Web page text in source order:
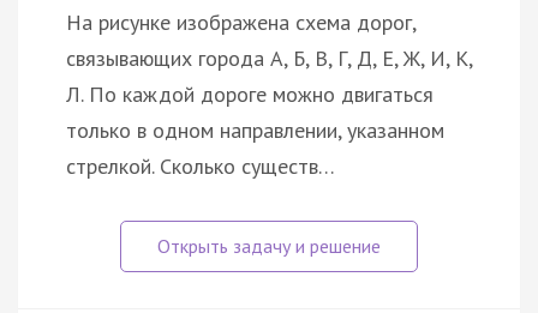
На рисунке изображена схема дорог,
связывающих города А, Б, В, Г, Д, Е, Ж, И, К,
Л. По каждой дороге можно двигаться
только в одном направлении, указанном
стрелкой. Сколько существ…